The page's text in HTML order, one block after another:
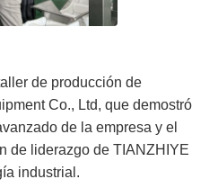
de producción de
Co., Ltd, que demostró
de la empresa y el
de liderazgo de TIANZHIYE
industrial.